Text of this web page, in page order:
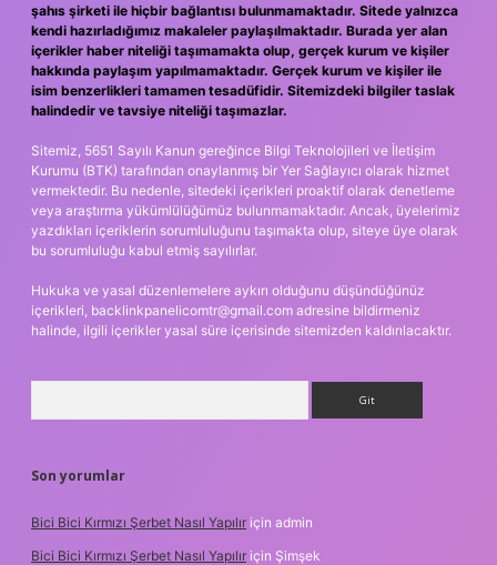
şahıs şirketi ile hiçbir bağlantısı bulunmamaktadır. Sitede yalnızca
kendi hazırladığımız makaleler paylaşılmaktadır. Burada yer alan
içerikler haber niteliği taşımamakta olup, gerçek kurum ve kişiler
hakkında paylaşım yapılmamaktadır. Gerçek kurum ve kişiler ile
isim benzerlikleri tamamen tesadüfidir. Sitemizdeki bilgiler taslak
halindedir ve tavsiye niteliği taşımazlar.
Sitemiz, 5651 Sayılı Kanun gereğince Bilgi Teknolojileri ve İletişim
Kurumu (BTK) tarafından onaylanmış bir Yer Sağlayıcı olarak hizmet
vermektedir. Bu nedenle, sitedeki içerikleri proaktif olarak denetleme
veya araştırma yükümlülüğümüz bulunmamaktadır. Ancak, üyelerimiz
yazdıkları içeriklerin sorumluluğunu taşımakta olup, siteye üye olarak
bu sorumluluğu kabul etmiş sayılırlar.
Hukuka ve yasal düzenlemelere aykırı olduğunu düşündüğünüz
içerikleri, backlinkpanelicomtr@gmail.com adresine bildirmeniz
halinde, ilgili içerikler yasal süre içerisinde sitemizden kaldırılacaktır.
Son yorumlar
Bici Bici Kırmızı Şerbet Nasıl Yapılır için admin
Bici Bici Kırmızı Şerbet Nasıl Yapılır için Şimşek